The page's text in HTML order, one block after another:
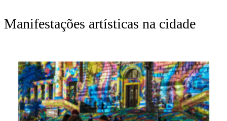
Manifestações artísticas na cidade